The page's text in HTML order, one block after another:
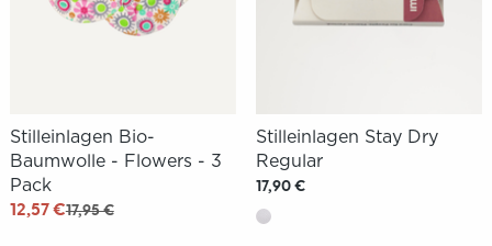
Stilleinlagen Bio-
Baumwolle - Flowers - 3
Pack
12,57 €17,95 €
Stilleinlagen Stay Dry
Regular
17,90 €